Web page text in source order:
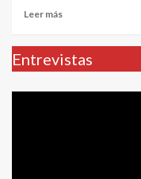
Leer más
Entrevistas